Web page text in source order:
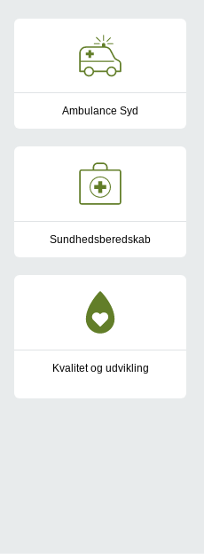
Ambulance Syd
Sundhedsberedskab
Kvalitet og udvikling